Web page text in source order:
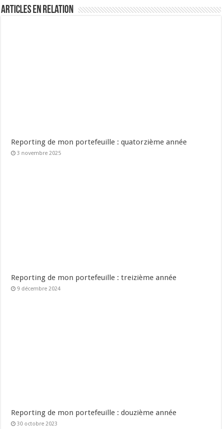
Articles en relation
Reporting de mon portefeuille : quatorzième année
3 novembre 2025
Reporting de mon portefeuille : treizième année
9 décembre 2024
Reporting de mon portefeuille : douzième année
30 octobre 2023